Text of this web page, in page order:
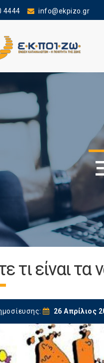
4444 info@ekpizo.gr
τι είναι τα
26 Απρίλιος